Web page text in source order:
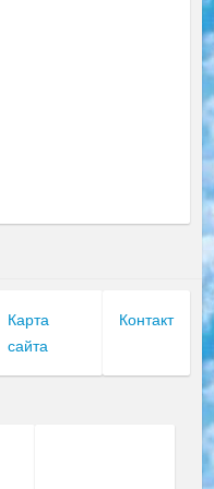
Карта
сайта
Контакт